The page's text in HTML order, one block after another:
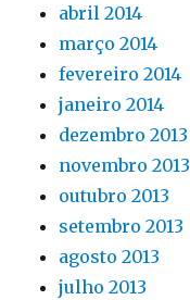
abril 2014
março 2014
fevereiro 2014
janeiro 2014
dezembro 2013
novembro 2013
outubro 2013
setembro 2013
agosto 2013
julho 2013